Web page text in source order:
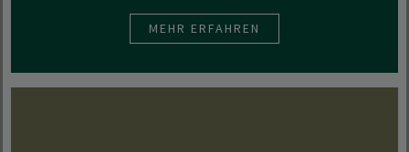
MEHR ERFAHREN